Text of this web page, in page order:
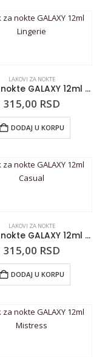
LAKOVI ZA NOKTE
Lak za nokte GALAXY 12ml Lingerie
315,00 RSD
DODAJ U KORPU
LAKOVI ZA NOKTE
Lak za nokte GALAXY 12ml Casual
315,00 RSD
DODAJ U KORPU